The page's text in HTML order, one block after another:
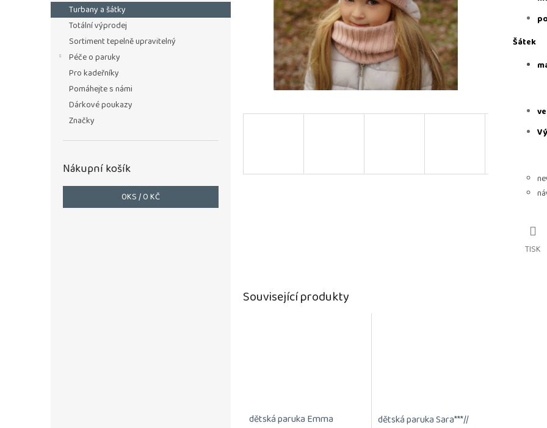
e
Turbany a šátky
Totální výprodej
Sortiment tepelně upravitelný
Péče o paruky
Pro kadeřníky
Pomáhejte s námi
Dárkové poukazy
Značky
Nákupní košík
0KS /0 KČ
Šátek
TISK
Související produkty
dětská paruka Emma dětská paruka Sara***//